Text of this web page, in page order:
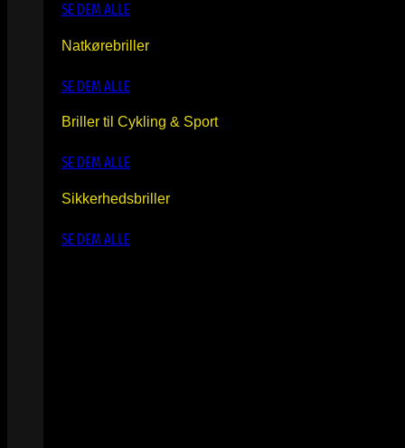
SE DEM ALLE
Natkørebriller
SE DEM ALLE
Briller til Cykling & Sport
SE DEM ALLE
Sikkerhedsbriller
SE DEM ALLE